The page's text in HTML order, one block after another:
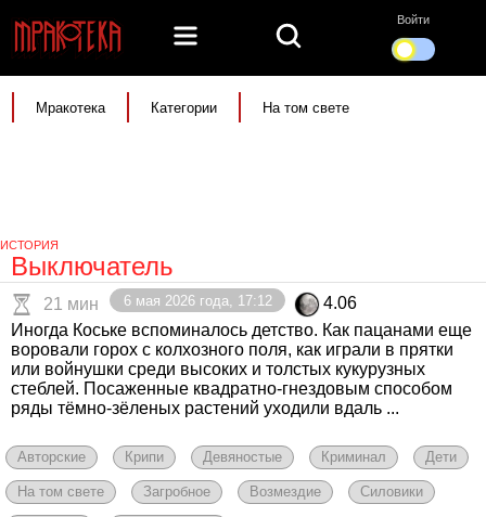
Войти
Мракотека Категории На том свете
ИСТОРИЯ
Выключатель
21 мин 6 мая 2026 года, 17:12
4.06
Иногда Коське вспоминалось детство. Как пацанами еще
воровали горох с колхозного поля, как играли в прятки
или войнушки среди высоких и толстых кукурузных
стеблей. Посаженные квадратно-гнездовым способом
ряды тёмно-зёленых растений уходили вдаль ...
Авторские Крипи Девяностые Криминал Дети
На том свете Загробное Возмездие Силовики